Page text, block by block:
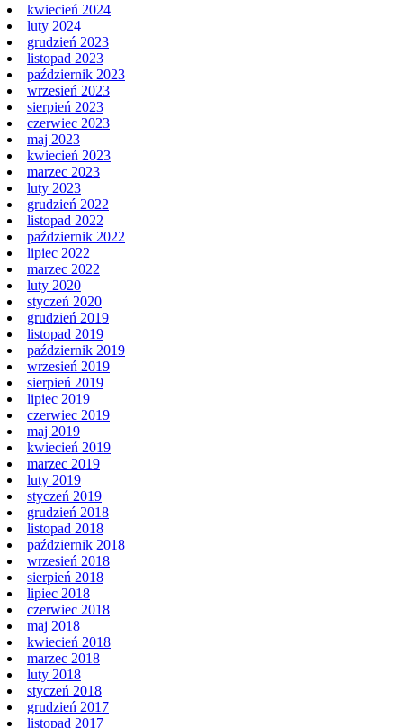
kwiecień 2024
luty 2024
grudzień 2023
listopad 2023
październik 2023
wrzesień 2023
sierpień 2023
czerwiec 2023
maj 2023
kwiecień 2023
marzec 2023
luty 2023
grudzień 2022
listopad 2022
październik 2022
lipiec 2022
marzec 2022
luty 2020
styczeń 2020
grudzień 2019
listopad 2019
październik 2019
wrzesień 2019
sierpień 2019
lipiec 2019
czerwiec 2019
maj 2019
kwiecień 2019
marzec 2019
luty 2019
styczeń 2019
grudzień 2018
listopad 2018
październik 2018
wrzesień 2018
sierpień 2018
lipiec 2018
czerwiec 2018
maj 2018
kwiecień 2018
marzec 2018
luty 2018
styczeń 2018
grudzień 2017
listopad 2017